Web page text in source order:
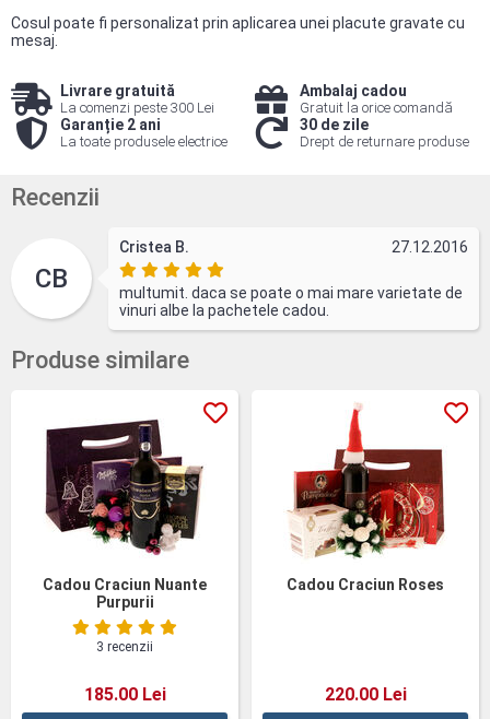
Cosul poate fi personalizat prin aplicarea unei placute gravate cu
mesaj.
Livrare gratuită
La comenzi peste 300 Lei
Ambalaj cadou
Gratuit la orice comandă
Garanție 2 ani
La toate produsele electrice
30 de zile
Drept de returnare produse
Recenzii
CB
Cristea B. 27.12.2016
multumit. daca se poate o mai mare varietate de
vinuri albe la pachetele cadou.
Produse similare
Cadou Craciun Nuante
Purpurii
3 recenzii
185.00 Lei
Cadou Craciun Roses
220.00 Lei